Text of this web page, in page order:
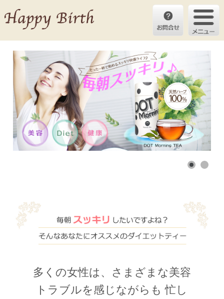
多くの女性は、さまざまな美容
トラブルを感じながらも 忙し